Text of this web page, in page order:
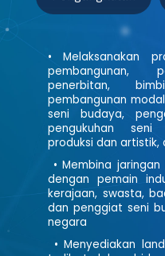
• Melaksanakan
pembangunan,
penerbitan,
pembangunan
seni budaya,
pengukuhan seni
produksi dan artistik,
• Membina
dengan pemain
kerajaan, swasta,
dan penggiat seni
negara
• Menyediakan